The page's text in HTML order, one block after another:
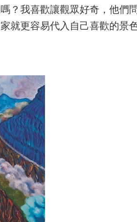
？我喜歡讓觀眾好奇，他們
就更容易代入自己喜歡的景